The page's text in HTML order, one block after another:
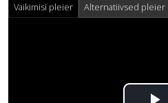
Vaikimisi pleier Alternatiivsed pleier